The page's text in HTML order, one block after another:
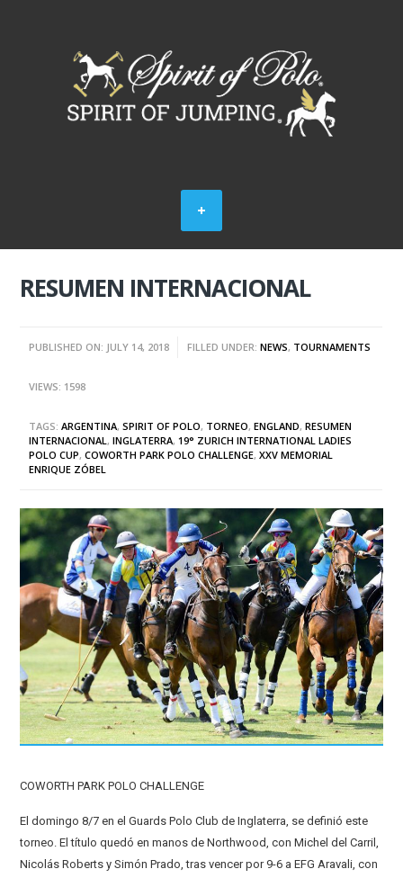
RESUMEN INTERNACIONAL
PUBLISHED ON: JULY 14, 2018 FILLED UNDER:NEWS, TOURNAMENTS
VIEWS: 1598
TAGS:ARGENTINA,SPIRIT OF POLO, TORNEO,ENGLAND,RESUMEN
INTERNACIONAL ,INGLATERRA,19° ZURICH INTERNATIONAL LADIES
POLO CUP,COWORTH PARK POLO CHALLENGE,XXV MEMORIAL
ENRIQUE ZÓBEL
COWORTH PARK POLO CHALLENGE
El domingo 8/7 en el Guards Polo Club de Inglaterra, se definió este
torneo. El título quedó en manos de Northwood, con Michel del Carril,
Nicolás Roberts y Simón Prado, tras vencer por 9-6 a EFG Aravali, con